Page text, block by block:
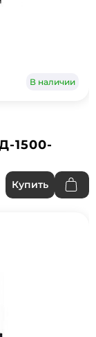
В наличии
1500-
Купить